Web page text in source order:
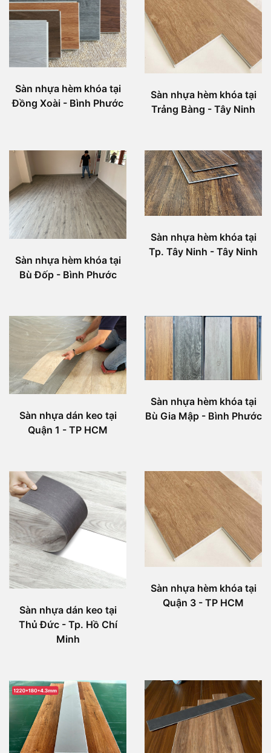
Sàn nhựa hèm khóa tại
Đồng Xoài - Bình Phước
Sàn nhựa hèm khóa tại
Trảng Bàng - Tây Ninh
Sàn nhựa hèm khóa tại
Bù Đốp - Bình Phước
Sàn nhựa hèm khóa tại
Tp. Tây Ninh - Tây Ninh
Sàn nhựa dán keo tại
Quận 1 - TP HCM
Sàn nhựa hèm khóa tại
Bù Gia Mập - Bình Phước
Sàn nhựa dán keo tại
Thủ Đức - Tp. Hồ Chí
Minh
Sàn nhựa hèm khóa tại
Quận 3 - TP HCM